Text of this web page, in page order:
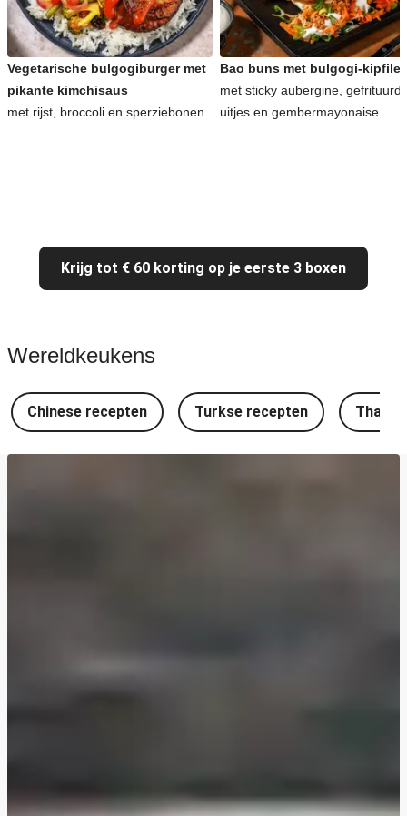
Vegetarische bulgogiburger met
pikante kimchisaus
met rijst, broccoli en sperziebonen
Bao buns met bulgogi-kipfilet
met sticky aubergine,
uitjes en gembermayonaise
Krijg tot € 60 korting op je eerste 3 boxen
Wereldkeukens
Chinese recepten Turkse recepten Thaise